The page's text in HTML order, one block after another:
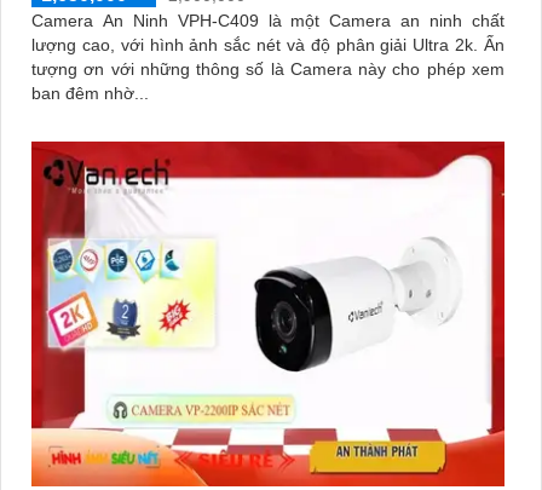
Camera An Ninh VPH-C409 là một Camera an ninh chất
lượng cao, với hình ảnh sắc nét và độ phân giải Ultra 2k. Ấn
tượng ơn với những thông số là Camera này cho phép xem
ban đêm nhờ...